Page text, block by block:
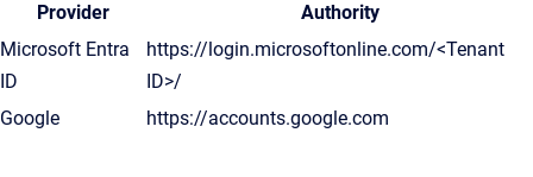
Provider
Authority
Microsoft Entra
ID
https://login.microsoftonline.com/<Tenant
ID>/
Google
https://accounts.google.com